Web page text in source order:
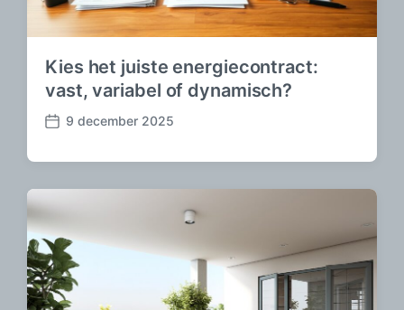
Kies het juiste energiecontract:
vast, variabel of dynamisch?
B
i
c
h
t
d
a
t
9 december 2025